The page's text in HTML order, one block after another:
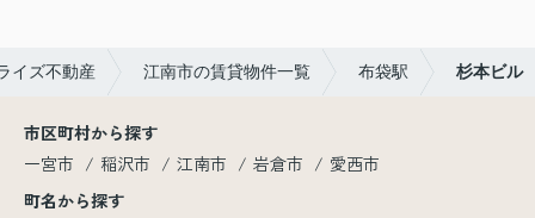
イズ不動産 江南市の賃貸物件一覧 布袋駅 杉本ビル
市区町村から探す
一宮市
稲沢市 江南市 岩倉市
愛西市
町名から探す